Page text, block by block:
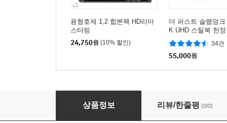
용형호제 1,2 합본팩 HD리마
스터링
24,750원 (10% 할인)
더 퍼스트 슬램덩
K UHD 스틸북 한
레이
34건
55,000원
맹룡과강 (1Disc 4K 리마스터링 풀슬립) : 블루
상품정보 리뷰/한줄평 (0/0)